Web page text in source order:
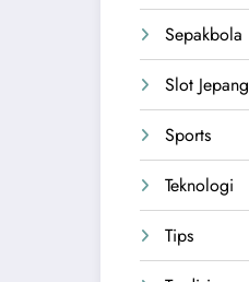
Sepakbola
Slot Jepang
Sports
Teknologi
Tips